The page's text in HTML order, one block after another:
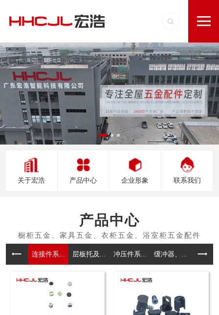
关于宏浩 产品中心 企业形象 联系我们
产品中心
连接件系... 层板托及... 冲压件系... 缓冲器、... 拉手